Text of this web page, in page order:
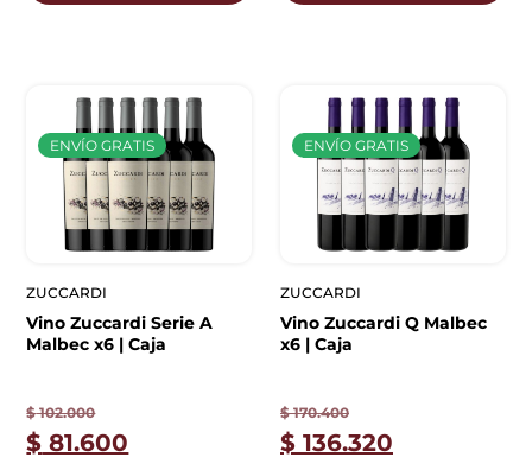
ENVÍO GRATIS
ZUCCARDI
Vino Zuccardi Serie A
Malbec x6 | Caja
$102.000
$ 81.600
ENVÍO GRATIS
ZUCCARDI
Vino Zuccardi Q Malbec
x6 | Caja
$170.400
$ 136.320